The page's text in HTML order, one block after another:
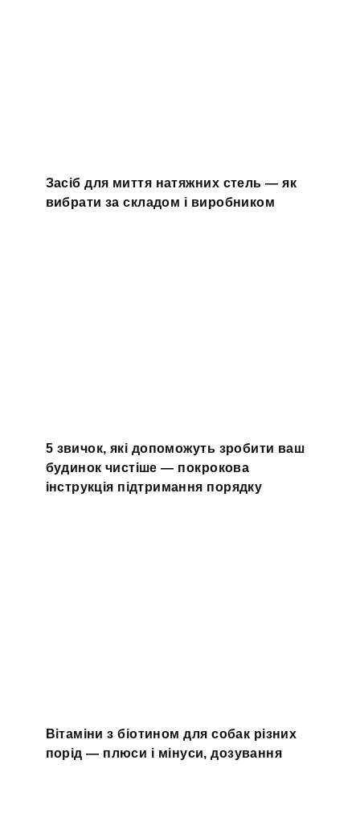
Засіб для миття натяжних стель — як
вибрати за складом і виробником
5 звичок, які допоможуть зробити ваш
будинок чистіше — покрокова
інструкція підтримання порядку
Вітаміни з біотином для собак різних
порід — плюси і мінуси, дозування